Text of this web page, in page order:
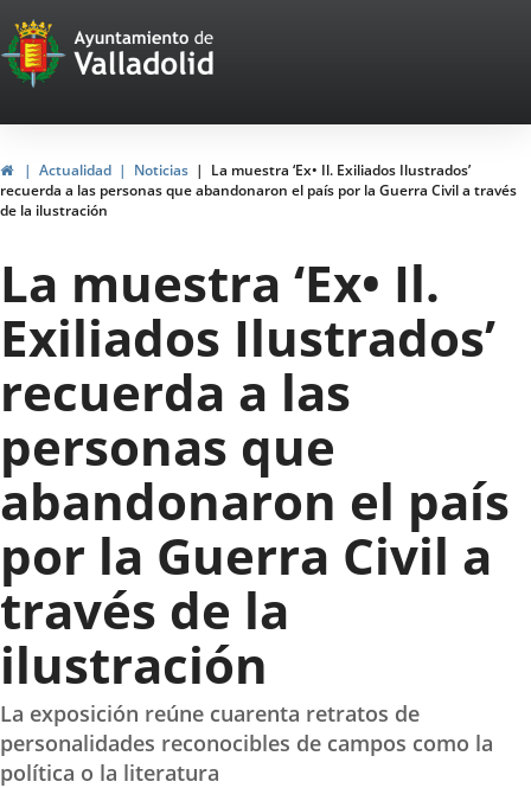
Portal
Web
del
Ayuntamiento
de
Valladolid
HomeActualidad Noticias
La muestra ‘Ex• Il. Exiliados Ilustrados’
recuerda a las personas que abandonaron el país por la Guerra Civil a través
de la ilustración
La muestra ‘Ex• Il.
Exiliados Ilustrados’
recuerda a las
personas que
abandonaron el país
por la Guerra Civil a
través de la
ilustración
La exposición reúne cuarenta retratos de
personalidades reconocibles de campos como la
política o la literatura